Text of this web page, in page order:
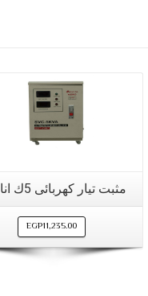
مشاهدة سريعة
مثبت تيار كهربائى 5ك انالوج
EGP11,235.00